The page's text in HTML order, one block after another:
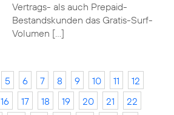
Vertrags- als auch Prepaid-
Bestandskunden das Gratis-Surf-
Volumen […]
5 6 7 8 9 10 11
12
16 17 18 19 20 21
22